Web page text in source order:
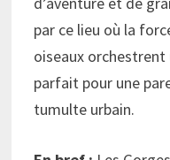
par ce lieu où la
oiseaux
parfait pour une
tumulte urbain.